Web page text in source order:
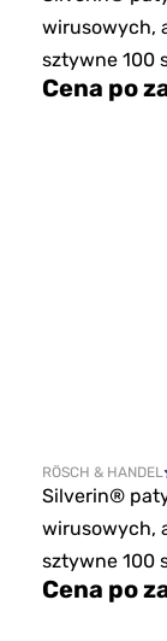
wirusowych,
sztywne 100
Cena po
RÖSCH & HANDEL
Silverin®
wirusowych,
sztywne 100
Cena po